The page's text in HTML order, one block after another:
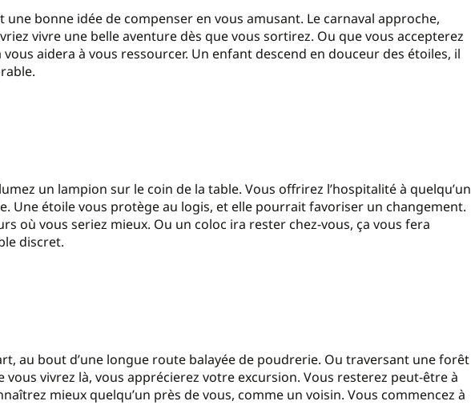
une bonne idée de compenser en vous amusant. Le carnaval approche,
vivre une belle aventure dès que vous sortirez. Ou que vous accepterez
aidera à vous ressourcer. Un enfant descend en douceur des étoiles, il
un lampion sur le coin de la table. Vous offrirez l’hospitalité à quelqu’un
Une étoile vous protège au logis, et elle pourrait favoriser un changement.
où vous seriez mieux. Ou un coloc ira rester chez-vous, ça vous fera
discret.
au bout d’une longue route balayée de poudrerie. Ou traversant une forêt
vous vivrez là, vous apprécierez votre excursion. Vous resterez peut-être à
mieux quelqu’un près de vous, comme un voisin. Vous commencez à